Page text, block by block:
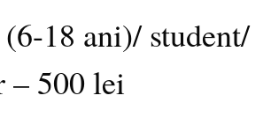
18 ani)/ student/
– 500 lei